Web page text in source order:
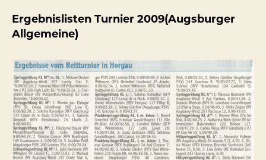
Ergebnislisten Turnier 2009(Augsburger
Allgemeine)